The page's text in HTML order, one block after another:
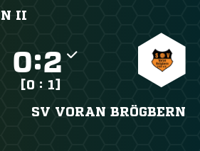
II
:
[0 : 1]
SV VORAN BRÖGBERN